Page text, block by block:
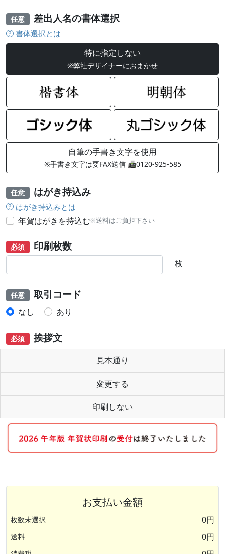
任意 差出人名の書体選択
書体選択とは
特に指定しない
※弊社デザイナーにおまかせ
自筆の手書き文字を使用
※手書き文字は要FAX送信 📠0120-925-585
任意 はがき持込み
はがき持込みとは
年賀はがきを持込む※送料はご負担下さい
必須 印刷枚数
枚
任意 取引コード
なし あり
必須 挨拶文
見本通り
変更する
印刷しない
お支払い金額
枚数未選択 0円
送料 0円